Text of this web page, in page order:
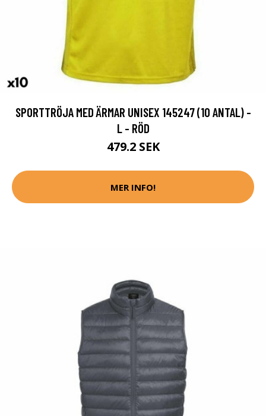
SPORTTRÖJA MED ÄRMAR UNISEX 145247 (10 ANTAL) -
L - RÖD
479.2 SEK
MER INFO!